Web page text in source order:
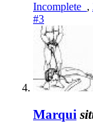
Incomplete_ ,
#3
Marqui